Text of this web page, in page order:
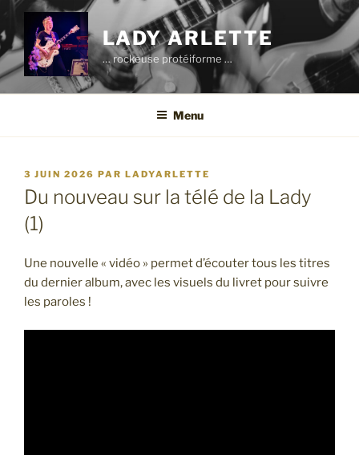
Aller
au
contenu
principal
LADY ARLETTE
… rockeuse protéiforme …
Menu
PUBLIÉ
LE
3 JUIN 2026 PAR LADYARLETTE
Du nouveau sur la télé de la Lady
(1)
Une nouvelle « vidéo » permet d’écouter tous les titres
du dernier album, avec les visuels du livret pour suivre
les paroles !